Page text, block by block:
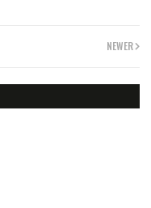
NEWER